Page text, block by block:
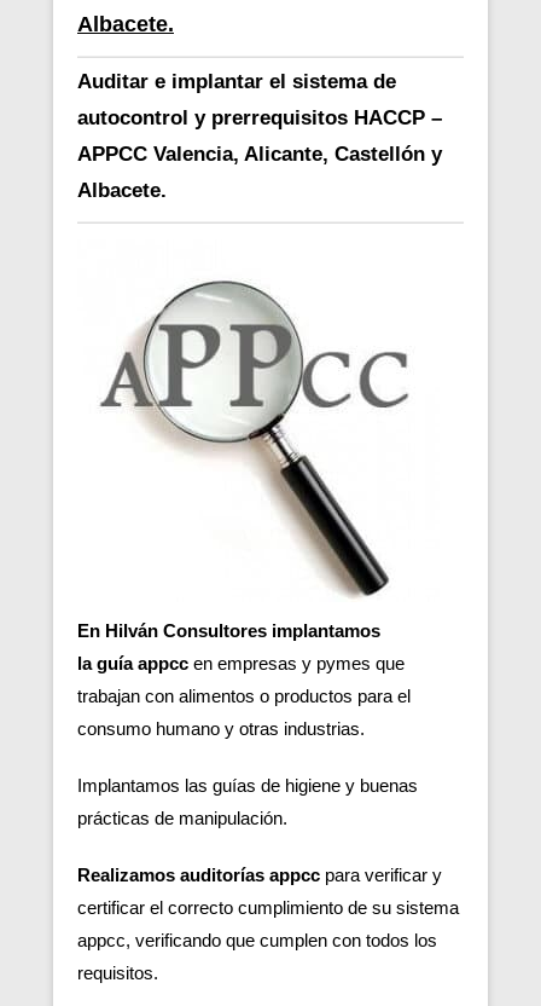
Albacete.
Auditar e implantar el sistema de
autocontrol y prerrequisitos HACCP –
APPCC Valencia, Alicante, Castellón y
Albacete.
En Hilván Consultores implantamos
la guía appcc en empresas y pymes que
trabajan con alimentos o productos para el
consumo humano y otras industrias.
Implantamos las guías de higiene y buenas
prácticas de manipulación.
Realizamos auditorías appcc para verificar y
certificar el correcto cumplimiento de su sistema
appcc, verificando que cumplen con todos los
requisitos.